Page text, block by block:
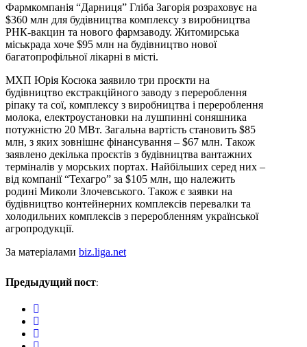
Фармкомпанія “Дарниця” Гліба Загорія розраховує на
$360 млн для будівництва комплексу з виробництва
РНК-вакцин та нового фармзаводу. Житомирська
міськрада хоче $95 млн на будівництво нової
багатопрофільної лікарні в місті.
МХП Юрія Косюка заявило три проєкти на
будівництво екстракційного заводу з перероблення
ріпаку та сої, комплексу з виробництва і перероблення
молока, електроустановки на лушпинні соняшника
потужністю 20 МВт. Загальна вартість становить $85
млн, з яких зовнішнє фінансування – $67 млн. Також
заявлено декілька проєктів з будівництва вантажних
терміналів у морських портах. Найбільших серед них –
від компанії “Техагро” за $105 млн, що належить
родині Миколи Злочевського. Також є заявки на
будівництво контейнерних комплексів перевалки та
холодильних комплексів з переробленням української
агропродукції.
За матеріалами biz.liga.net
Предыдущий пост: